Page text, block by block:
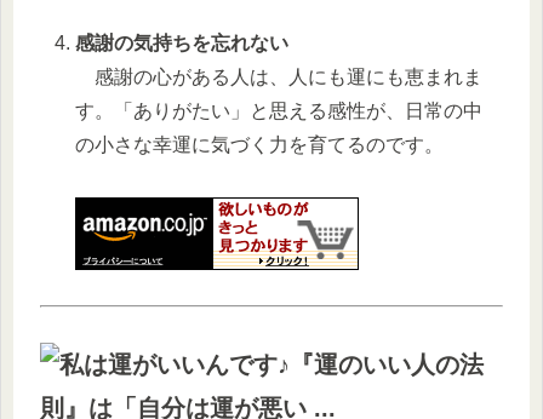
感謝の気持ちを忘れない
感謝の心がある人は、人にも運にも恵まれま
す。「ありがたい」と思える感性が、日常の中
の小さな幸運に気づく力を育てるのです。